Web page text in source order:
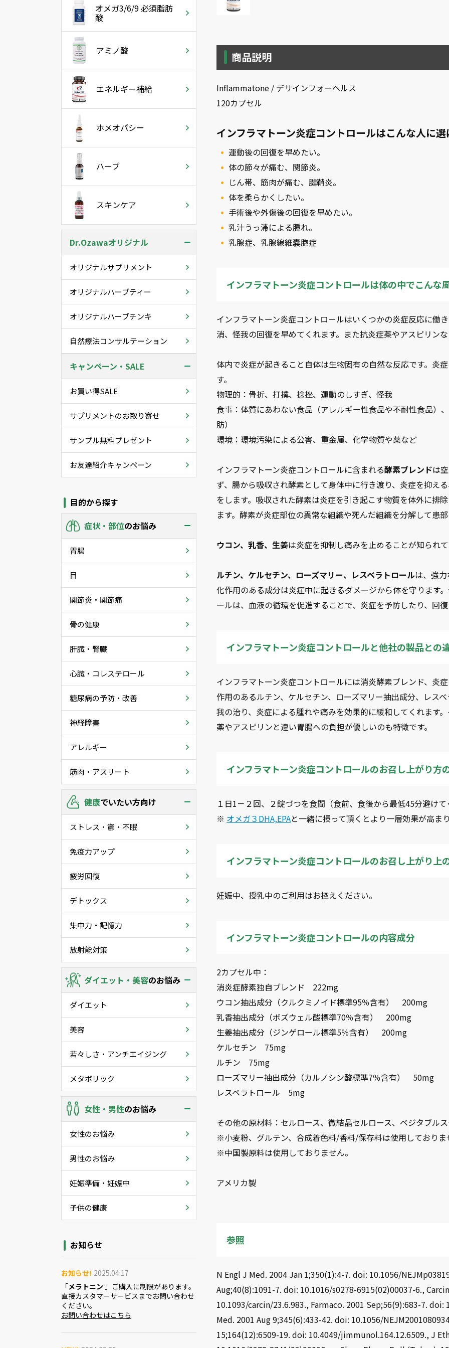
オメガ3/6/9 必須脂肪
酸
アミノ酸
エネルギー補給
ホメオパシー
ハーブ
スキンケア
Dr.Ozawaオリジナル
オリジナルサプリメント
オリジナルハーブティー
オリジナルハーブチンキ
自然療法コンサルテーション
キャンペーン・SALE
お買い得SALE
サプリメントのお取り寄せ
サンプル無料プレゼント
お友達紹介キャンペーン
目的から探す
症状・部位のお悩み
胃腸
目
関節炎・関節痛
骨の健康
肝臓・腎臓
心臓・コレステロール
糖尿病の予防・改善
神経障害
アレルギー
筋肉・アスリート
健康でいたい方向け
ストレス・鬱・不眠
免疫力アップ
疲労回復
デトックス
集中力・記憶力
放射能対策
ダイエット・美容のお悩み
ダイエット
美容
若々しさ・アンチエイジング
メタボリック
女性・男性のお悩み
女性のお悩み
男性のお悩み
妊娠準備・妊娠中
子供の健康
お知らせ
お知らせ! 2025.04.17
「メラトニン 」ご購入に制限があります。
直接カスタマーサービスまでお問い合わせ
ください。
お問い合わせはこちら
商品説明
Inflammatone / デサインフォーヘルス
120カプセル
インフラマトーン炎症コントロールはこんな人に選
運動後の回復を早めたい。
体の節々が痛む、関節炎。
じん帯、筋肉が痛む、腱鞘炎。
体を柔らかくしたい。
手術後や外傷後の回復を早めたい。
乳汁うっ滞による腫れ。
乳腺症、乳腺線維嚢胞症
インフラマトーン炎症コントロールは体の中でこんな
インフラマトーン炎症コントロールはいくつかの炎症反応に働
消、怪我の回復を早めてくれます。また抗炎症薬やアスピリン
体内で炎症が起きること自体は生物固有の自然な反応です。炎
す。
物理的：骨折、打撲、捻挫、運動のしすぎ、怪我
食事：体質にあわない食品（アレルギー性食品や不耐性食品）
肪）
環境：環境汚染による公害、重金属、化学物質や薬など
インフラマトーン炎症コントロールに含まれる酵素ブレンドは
ず、腸から吸収され酵素として身体中に行き渡り、炎症を抑え
をします。吸収された酵素は炎症を引き起こす物質を体外に排
ます。酵素が炎症部位の異常な組織や死んだ組織を分解して患部
ウコン、乳香、生姜は炎症を抑制し痛みを止めることが知られて
ルチン、ケルセチン、ローズマリー、レスベラトロールは、強
化作用のある成分は炎症中に起きるダメージから体を守ります
ールは、血液の循環を促進することで、炎症を予防したり、回復
インフラマトーン炎症コントロールと他社の製品との
インフラマトーン炎症コントロールには消炎酵素ブレンド、炎
作用のあるルチン、ケルセチン、ローズマリー抽出成分、レス
我の治り、炎症による腫れや痛みを効果的に緩和してくれます
薬やアスピリンと違い胃腸への負担が優しいのも特徴です。
インフラマトーン炎症コントロールのお召し上がり方
１日1－２回、２錠づつを食間（食前、食後から最低45分避け
※ オメガ３DHA,EPAと一緒に摂って頂くとより一層効果が高まり
インフラマトーン炎症コントロールのお召し上がり上
妊娠中、授乳中のご利用はお控えください。
インフラマトーン炎症コントロールの内容成分
2カプセル中：
消炎症酵素独自ブレンド 222mg
ウコン抽出成分（クルクミノイド標準95％含有） 200mg
乳香抽出成分（ボズウェル酸標準70％含有） 200mg
生姜抽出成分（ジンゲロール標準5％含有） 200mg
ケルセチン 75mg
ルチン 75mg
ローズマリー抽出成分（カルノシン酸標準7％含有） 50mg
レスベラトロール 5mg
その他の原材料：セルロース、微結晶セルロース、ベジタブル
※小麦粉、グルテン、合成着色料/香料/保存料は使用しておりま
※中国製原料は使用しておりません。
アメリカ製
参照
N Engl J Med. 2004 Jan 1;350(1):4-7. doi: 10.1056/
Aug;40(8):1091-7. doi: 10.1016/s0278-6915(02)00037-6.,
10.1093/carcin/23.6.983., Farmaco. 2001 Sep;56(9):683-7.
Med. 2001 Aug 9;345(6):433-42. doi: 10.1056/
15;164(12):6509-19. doi: 10.4049/jimmunol.164.12.6509., J